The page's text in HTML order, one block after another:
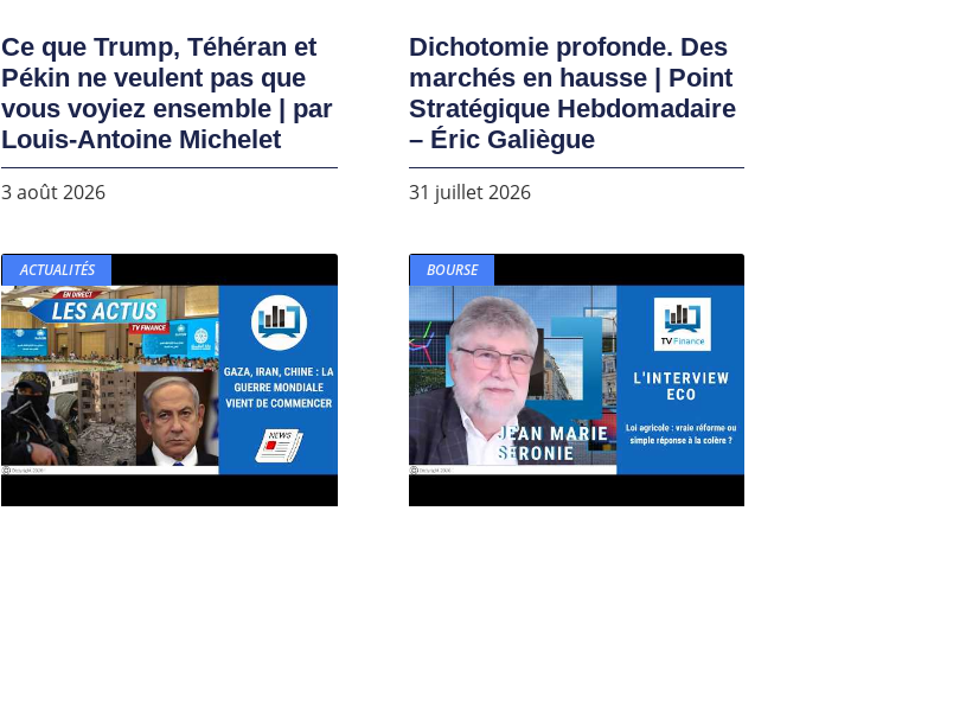
Ce que Trump, Téhéran et
Pékin ne veulent pas que
vous voyiez ensemble | par
Louis-Antoine Michelet
3 août 2026
Dichotomie profonde. Des
marchés en hausse | Point
Stratégique Hebdomadaire
– Éric Galiègue
31 juillet 2026
ACTUALITÉS BOURSE